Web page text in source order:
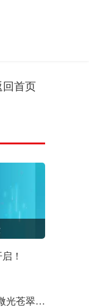
回首页
！
《寻路者》微光苍翠精魂怎么获得？ 微光苍翠精魂获取方法